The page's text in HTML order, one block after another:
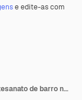
e edite-as com
Conjunto de diferentes ferramentas de artesanato de barro na vista superior da mesa cinzenta